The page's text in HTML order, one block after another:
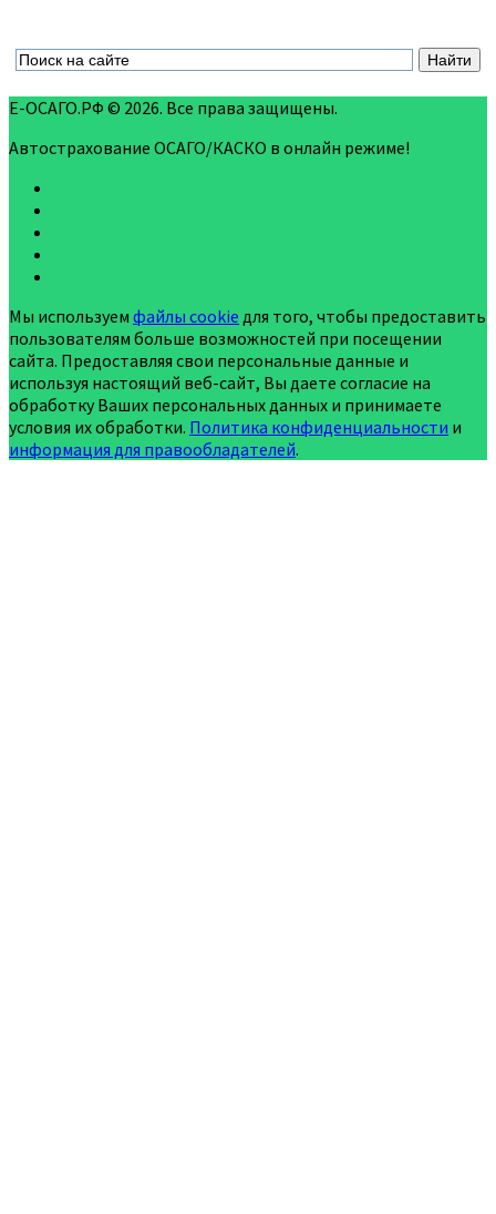
Е-ОСАГО.РФ © 2026. Все права защищены.
Автострахование ОСАГО/КАСКО в онлайн режиме!
Мы используем файлы cookie для того, чтобы предоставить
пользователям больше возможностей при посещении
сайта. Предоставляя свои персональные данные и
используя настоящий веб-сайт, Вы даете согласие на
обработку Ваших персональных данных и принимаете
условия их обработки. Политика конфиденциальности и
информация для правообладателей.